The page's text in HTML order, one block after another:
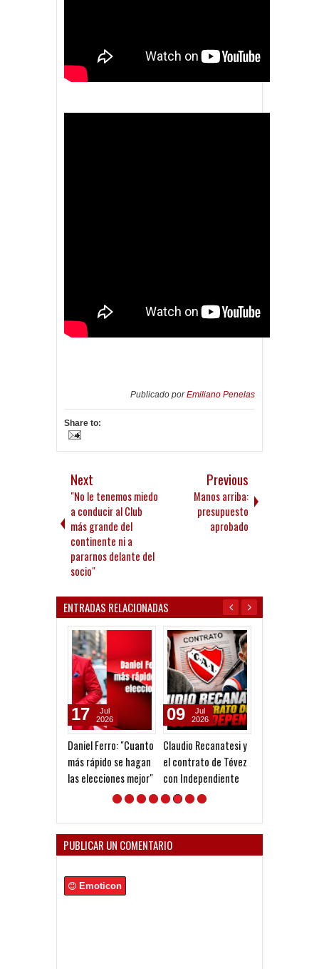
Publicado porEmiliano Penelas
Share to:
Next
"No le tenemos miedo
a conducir al Club
más grande del
continente ni a
pararnos delante del
socio"
Previous
Manos arriba:
presupuesto
aprobado
ENTRADAS RELACIONADAS
Daniel Ferro: "Cuanto
más rápido se hagan
las elecciones mejor"
17
Jul
2026
Claudio Recanatesi y
el contrato de Tévez
con Independiente
09
Jul
2026
socio"
PUBLICAR UN COMENTARIO
Emoticon